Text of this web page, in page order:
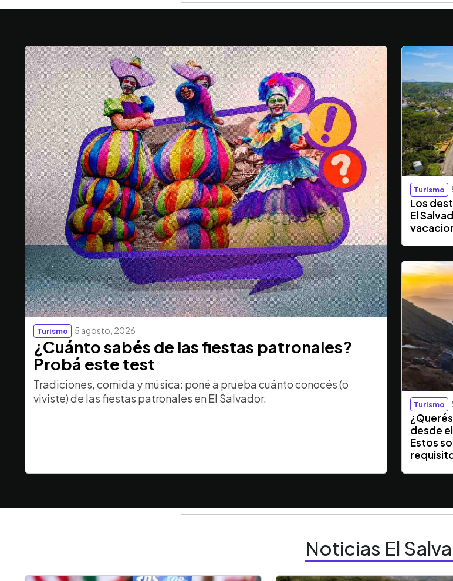
Turismo 5 agosto, 2026
¿Cuánto sabés de las fiestas patronales?
Probá este test
Tradiciones, comida y música: poné a prueba cuánto conocés (o
viviste) de las fiestas patronales en El Salvador.
Turismo
Los
El
Turismo
desde
Estos
Noticias El